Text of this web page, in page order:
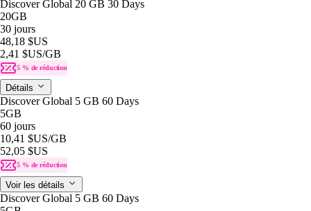
Discover Global 20 GB 30 Days
20GB
30 jours
48,18 $US
2,41 $US/GB
5 % de réduction
Détails
Discover Global 5 GB 60 Days
5GB
60 jours
10,41 $US/GB
52,05 $US
5 % de réduction
Voir les détails
Discover Global 5 GB 60 Days